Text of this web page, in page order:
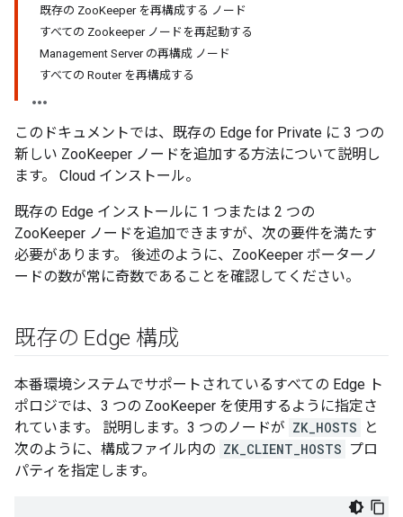
既存の ZooKeeper を再構成する ノード
すべての Zookeeper ノードを再起動する
Management Server の再構成 ノード
すべての Router を再構成する
このドキュメントでは、既存の Edge for Private に 3 つの
新しい ZooKeeper ノードを追加する方法について説明し
ます。 Cloud インストール。
既存の Edge インストールに 1 つまたは 2 つの
ZooKeeper ノードを追加できますが、次の要件を満たす
必要があります。 後述のように、ZooKeeper ボーターノ
ードの数が常に奇数であることを確認してください。
既存の Edge 構成
本番環境システムでサポートされているすべての Edge ト
ポロジでは、3 つの ZooKeeper を使用するように指定さ
れています。 説明します。3 つのノードが ZK_HOSTS
と
次のように、構成ファイル内の ZK_CLIENT_HOSTS プロ
パティを指定します。